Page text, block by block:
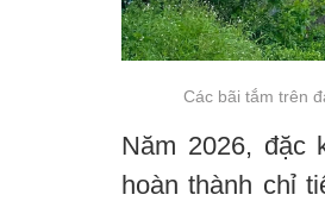
Các bãi tắm trên
Năm 2026, đặc
hoàn thành chỉ